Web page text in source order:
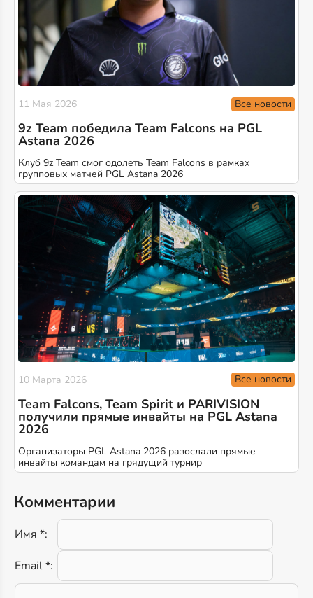
11 Мая 2026 Все новости
9z Team победила Team Falcons на PGL
Astana 2026
Клуб 9z Team смог одолеть Team Falcons в рамках
групповых матчей PGL Astana 2026
10 Марта 2026 Все новости
Team Falcons, Team Spirit и PARIVISION
получили прямые инвайты на PGL Astana
2026
Организаторы PGL Astana 2026 разослали прямые
инвайты командам на грядущий турнир
Комментарии
Имя *:
Email *: